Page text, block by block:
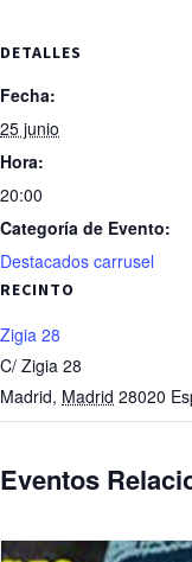
DETALLES
Fecha:
25 junio
Hora:
20:00
Categoría de Evento:
Destacados carrusel
RECINTO
Zigia 28
C/ Zigia 28
Madrid, Madrid 28020
Eventos